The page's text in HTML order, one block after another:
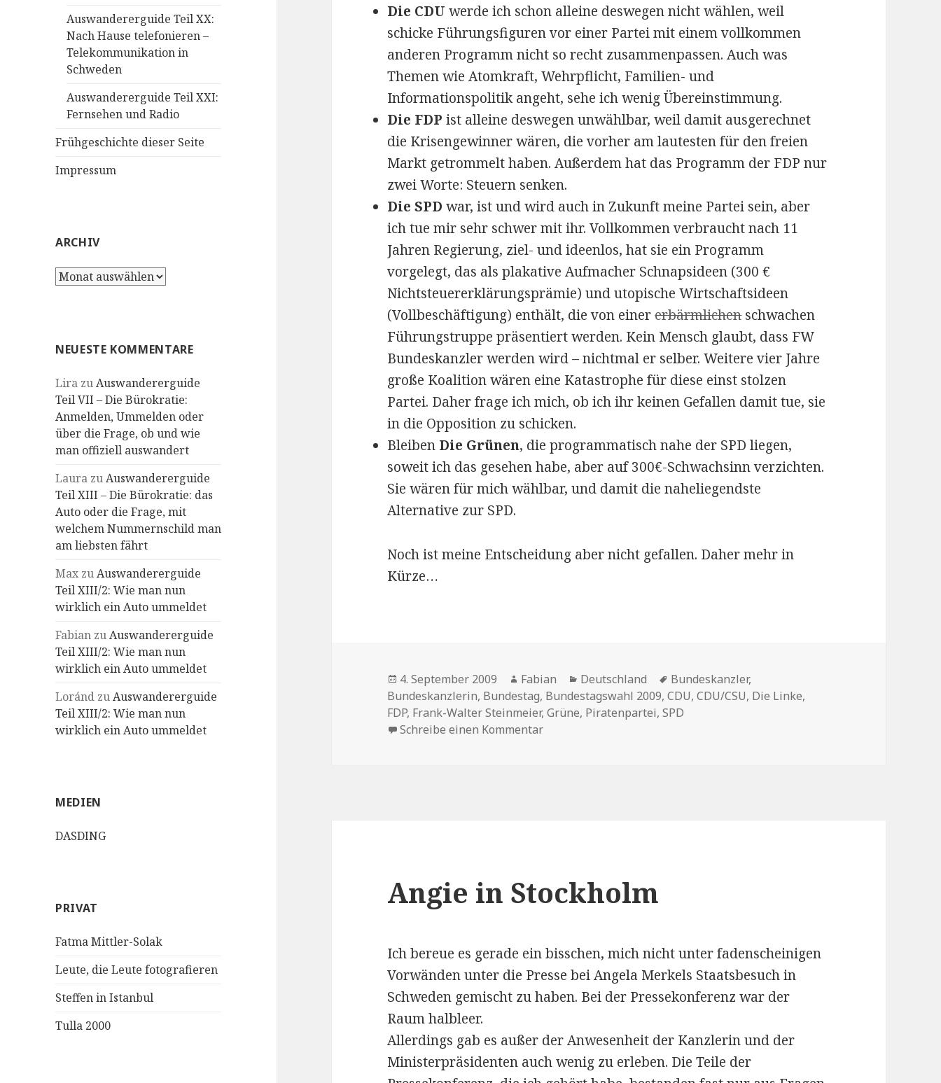
Auswandererguide Teil XX:
Nach Hause telefonieren –
Telekommunikation in
Schweden
Auswandererguide Teil XXI:
Fernsehen und Radio
Frühgeschichte dieser Seite
Impressum
ARCHIV
Archiv
NEUESTE KOMMENTARE
Lira zuAuswandererguide
Teil VII – Die Bürokratie:
Anmelden, Ummelden oder
über die Frage, ob und wie
man offiziell auswandert
Laura zuAuswandererguide
Teil XIII – Die Bürokratie: das
Auto oder die Frage, mit
welchem Nummernschild man
am liebsten fährt
Max zuAuswandererguide
Teil XIII/2: Wie man nun
wirklich ein Auto ummeldet
Fabian zuAuswandererguide
Teil XIII/2: Wie man nun
wirklich ein Auto ummeldet
Loránd zuAuswandererguide
Teil XIII/2: Wie man nun
wirklich ein Auto ummeldet
MEDIEN
DASDING
PRIVAT
Fatma Mittler-Solak
Leute, die Leute fotografieren
Steffen in Istanbul
Tulla 2000
Die CDU werde ich schon alleine deswegen nicht wählen, weil
schicke Führungsfiguren vor einer Partei mit einem vollkommen
anderen Programm nicht so recht zusammenpassen. Auch was
Themen wie Atomkraft, Wehrpflicht, Familien- und
Informationspolitik angeht, sehe ich wenig Übereinstimmung.
Die FDP ist alleine deswegen unwählbar, weil damit ausgerechnet
die Krisengewinner wären, die vorher am lautesten für den freien
Markt getrommelt haben. Außerdem hat das Programm der FDP nur
zwei Worte: Steuern senken.
Die SPD war, ist und wird auch in Zukunft meine Partei sein, aber
ich tue mir sehr schwer mit ihr. Vollkommen verbraucht nach 11
Jahren Regierung, ziel- und ideenlos, hat sie ein Programm
vorgelegt, das als plakative Aufmacher Schnapsideen (300 €
Nichtsteuererklärungsprämie) und utopische Wirtschaftsideen
(Vollbeschäftigung) enthält, die von einererbärmlichenschwachen
Führungstruppe präsentiert werden. Kein Mensch glaubt, dass FW
Bundeskanzler werden wird – nichtmal er selber. Weitere vier Jahre
große Koalition wären eine Katastrophe für diese einst stolzen
Partei. Daher frage ich mich, ob ich ihr keinen Gefallen damit tue, sie
in die Opposition zu schicken.
Bleiben Die Grünen, die programmatisch nahe der SPD liegen,
soweit ich das gesehen habe, aber auf 300€-Schwachsinn verzichten.
Sie wären für mich wählbar, und damit die naheliegendste
Alternative zur SPD.
Noch ist meine Entscheidung aber nicht gefallen. Daher mehr in
Kürze…
Veröffentlicht
am
4. September 2009 Autor
Fabian Kategorien
Deutschland Schlagwörter
Bundeskanzler,
Bundeskanzlerin, Bundestag, Bundestagswahl 2009,CDU,CDU/CSU, Die Linke,
FDP, Frank-Walter Steinmeier,Grüne, Piratenpartei,SPD
Schreibe einen Kommentarzu Wahl-O-Mat ist da: warum ich (vielleicht) nicht SPD wählen werde
Angie in Stockholm
Ich bereue es gerade ein bisschen, mich nicht unter fadenscheinigen
Vorwänden unter die Presse bei Angela Merkels Staatsbesuch in
Schweden gemischt zu haben. Bei der Pressekonferenz war der
Raum halbleer.
Allerdings gab es außer der Anwesenheit der Kanzlerin und der
Ministerpräsidenten auch wenig zu erleben. Die Teile der